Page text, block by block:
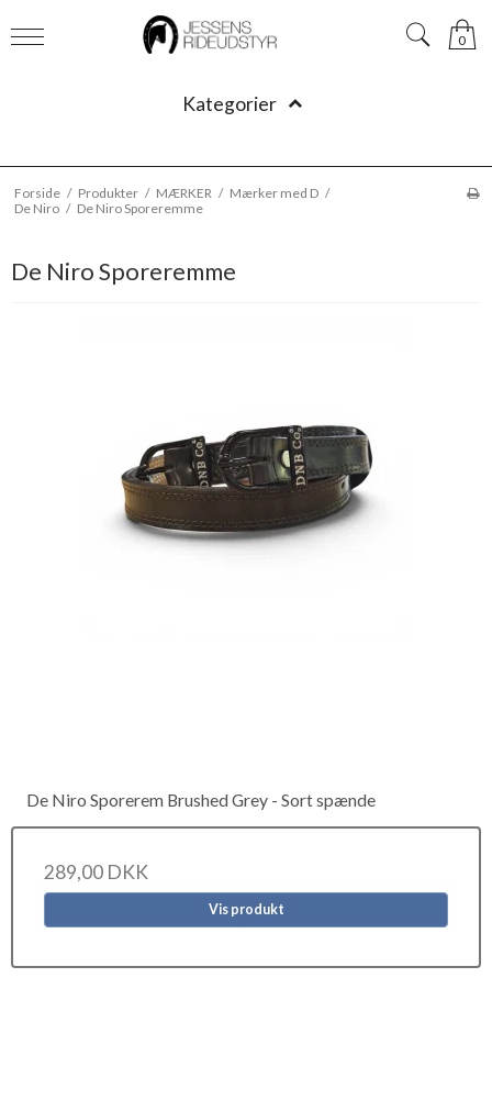
0
Kategorier
Forside / Produkter / MÆRKER / Mærker med D /
De Niro / De Niro Sporeremme
De Niro Sporeremme
De Niro Sporerem Brushed Grey - Sort spænde
289,00 DKK
Vis produkt